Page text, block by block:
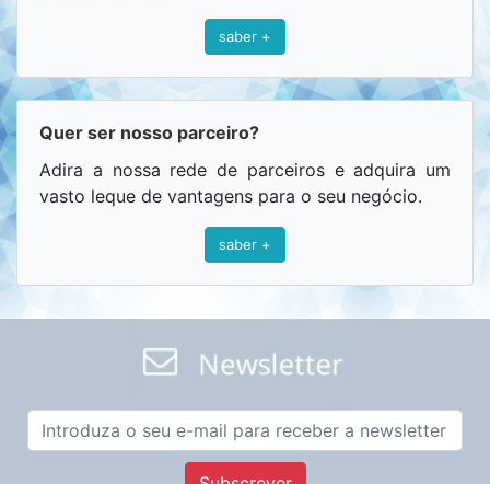
saber +
Quer ser nosso parceiro?
Adira a nossa rede de parceiros e adquira um
vasto leque de vantagens para o seu negócio.
saber +